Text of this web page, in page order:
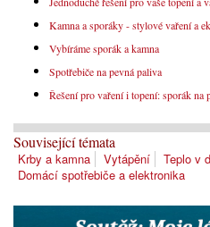
Kamna a sporáky - stylové vaření a
Vybíráme sporák a kamna
Spotřebiče na pevná paliva
Řešení pro vaření i topení: sporák na
Související témata
Krby a kamna Vytápění
Teplo v
Domácí spotřebiče a elektronika